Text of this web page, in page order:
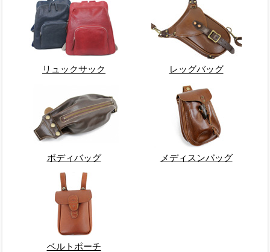
リュックサック レッグバッグ
ボディバッグ メディスンバッグ
ベルトポーチ